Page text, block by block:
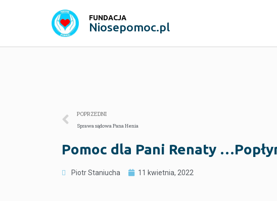
FUNDACJA
Niosepomoc.pl
POPRZEDNI
Sprawa sądowa Pana Henia
Pomoc dla Pani Renaty
Piotr Staniucha 11 kwietnia, 2022